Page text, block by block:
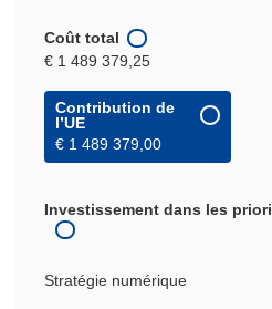
Coût total
€ 1 489 379,25
Contribution de
l’UE
€ 1 489 379,00
Investissement dans les
Stratégie numérique